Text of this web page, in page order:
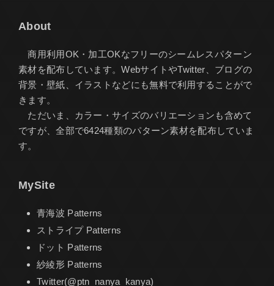
About
商用利用OK・加工OKなフリーのシームレスパターン
素材を配布しています。WebサイトやTwitter、ブログの
背景・壁紙、イラストなどにも無料で利用することがで
きます。
ただいま、カラー・サイズのバリエーションも含めて
ですが、全部で6424種類のパターン素材を配布していま
す。
MySite
青海波 Patterns
ストライプ Patterns
ドット Patterns
紗綾形 Patterns
Twitter(@ptn_nanya_kanya)